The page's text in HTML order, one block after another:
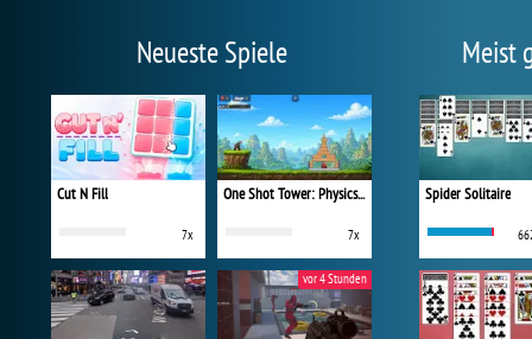
Neueste Spiele
Cut N Fill
7x
One Shot Tower: Physics Destroyer
7x
vor 4 Stunden
Meist
Spider Solitaire